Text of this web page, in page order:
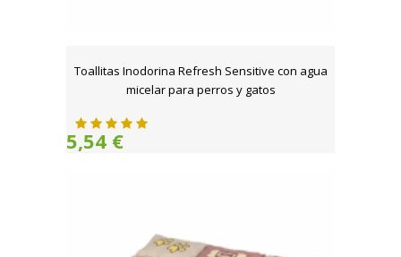
Toallitas Inodorina Refresh Sensitive con agua
micelar para perros y gatos
5,54 €